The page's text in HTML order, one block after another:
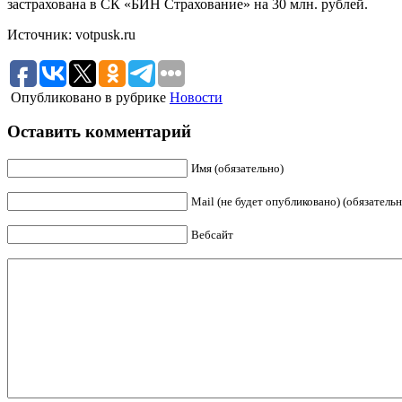
застрахована в СК «БИН Страхование» на 30 млн. рублей.
Источник: votpusk.ru
Опубликовано в рубрике Новости
Оставить комментарий
Имя (обязательно)
Mail (не будет опубликовано)
Вебсайт